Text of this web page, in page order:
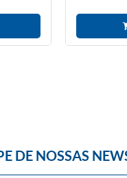
DE NOSSAS